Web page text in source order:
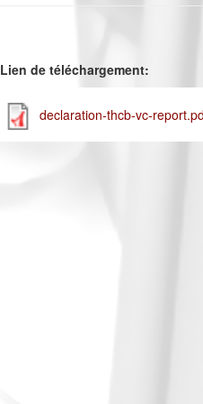
Lien de téléchargement:
declaration-thcb-vc-